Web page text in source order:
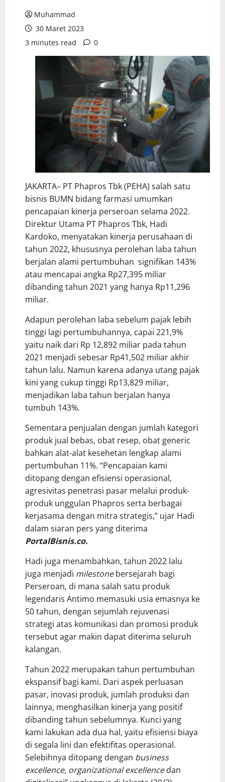
Muhammad
30 Maret 2023
3 minutes read
0
JAKARTA– PT Phapros Tbk (PEHA) salah satu
bisnis BUMN bidang farmasi umumkan
pencapaian kinerja perseroan selama 2022.
Direktur Utama PT Phapros Tbk, Hadi
Kardoko, menyatakan kinerja perusahaan di
tahun 2022, khususnya perolehan laba tahun
berjalan alami pertumbuhan signifikan 143%
atau mencapai angka Rp27,395 miliar
dibanding tahun 2021 yang hanya Rp11,296
miliar.
Adapun perolehan laba sebelum pajak lebih
tinggi lagi pertumbuhannya, capai 221,9%
yaitu naik dari Rp 12,892 miliar pada tahun
2021 menjadi sebesar Rp41,502 miliar akhir
tahun lalu. Namun karena adanya utang pajak
kini yang cukup tinggi Rp13,829 miliar,
menjadikan laba tahun berjalan hanya
tumbuh 143%.
Sementara penjualan dengan jumlah kategori
produk jual bebas, obat resep, obat generic
bahkan alat-alat kesehetan lengkap alami
pertumbuhan 11%. “Pencapaian kami
ditopang dengan efisiensi operasional,
agresivitas penetrasi pasar melalui produk-
produk unggulan Phapros serta berbagai
kerjasama dengan mitra strategis,” ujar Hadi
dalam siaran pers yang diterima
PortalBisnis.co.
Hadi juga menambahkan, tahun 2022 lalu
juga menjadi milestonebersejarah bagi
Perseroan, di mana salah satu produk
legendaris Antimo memasuki usia emasnya ke
50 tahun, dengan sejumlah rejuvenasi
strategi atas komunikasi dan promosi produk
tersebut agar makin dapat diterima seluruh
kalangan.
Tahun 2022 merupakan tahun pertumbuhan
ekspansif bagi kami. Dari aspek perluasan
pasar, inovasi produk, jumlah produksi dan
lainnya, menghasilkan kinerja yang positif
dibanding tahun sebelumnya. Kunci yang
kami lakukan ada dua hal, yaitu efisiensi biaya
di segala lini dan efektifitas operasional.
Selebihnya ditopang dengan business
excellence, organizational excellencedan